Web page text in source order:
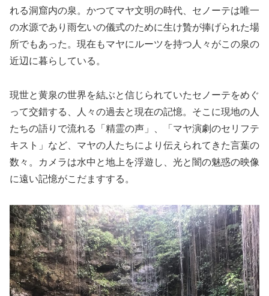
れる洞窟内の泉。かつてマヤ文明の時代、セノーテは唯一
の水源であり雨乞いの儀式のために生け贄が捧げられた場
所でもあった。現在もマヤにルーツを持つ人々がこの泉の
近辺に暮らしている。
現世と黄泉の世界を結ぶと信じられていたセノーテをめぐ
って交錯する、人々の過去と現在の記憶。そこに現地の人
たちの語りで流れる「精霊の声」、「マヤ演劇のセリフテ
キスト」など、マヤの人たちにより伝えられてきた言葉の
数々。カメラは水中と地上を浮遊し、光と闇の魅惑の映像
に遠い記憶がこだますする。